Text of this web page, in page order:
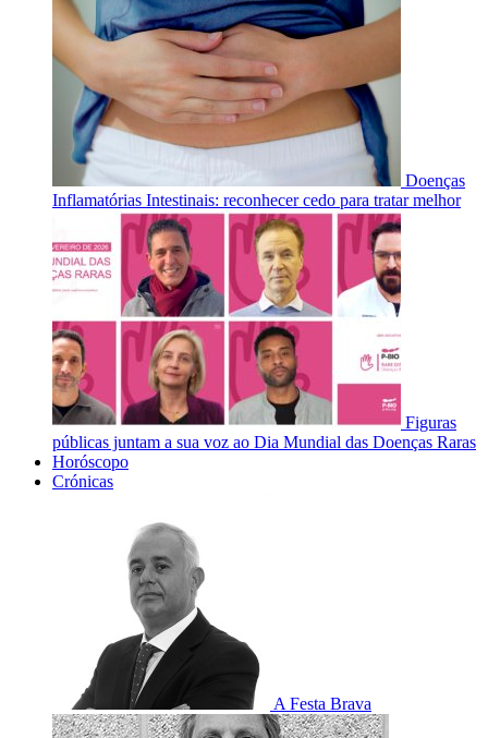
Doenças
Inflamatórias Intestinais: reconhecer cedo para tratar melhor
Figuras
públicas juntam a sua voz ao Dia Mundial das Doenças Raras
Horóscopo
Crónicas
A Festa Brava